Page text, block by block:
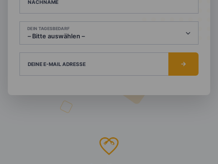
NACHNAME
DEIN TAGESBEDARF
DEINE E-MAIL ADRESSE